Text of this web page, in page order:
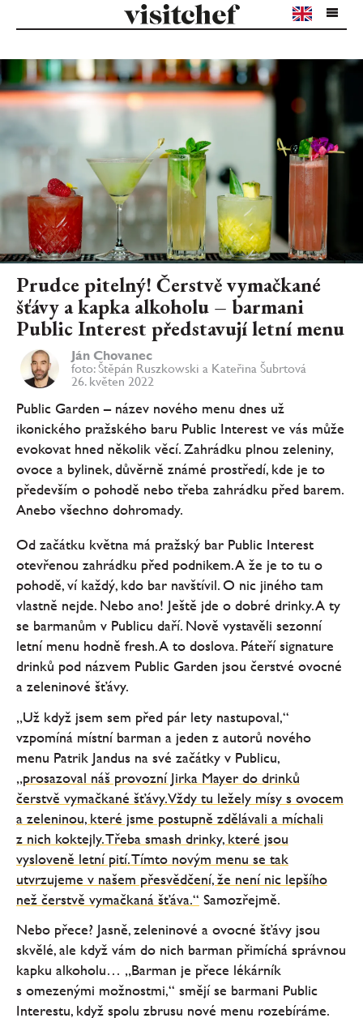
Prudce pitelný! Čerstvě vymačkané
šťávy a kapka alkoholu – barmani
Public Interest představují letní menu
Ján Chovanec
foto: Štěpán Ruszkowski a Kateřina Šubrtová
26. květen 2022
Public Garden – název nového menu dnes už
ikonického pražského baru Public Interest ve vás může
evokovat hned několik věcí. Zahrádku plnou zeleniny,
ovoce a bylinek, důvěrně známé prostředí, kde je to
především o pohodě nebo třeba zahrádku před barem.
Anebo všechno dohromady.
Od začátku května má pražský bar Public Interest
otevřenou zahrádku před podnikem. A že je to tu o
pohodě, ví každý, kdo bar navštívil. O nic jiného tam
vlastně nejde. Nebo ano! Ještě jde o dobré drinky. A ty
se barmanům v Publicu daří. Nově vystavěli sezonní
letní menu hodně fresh. A to doslova. Páteří signature
drinků pod názvem Public Garden jsou čerstvé ovocné
a zeleninové šťávy.
„Už když jsem sem před pár lety nastupoval,“
vzpomíná místní barman a jeden z autorů nového
menu Patrik Jandus na své začátky v Publicu,
„prosazoval náš provozní Jirka Mayer do drinků
čerstvě vymačkané šťávy. Vždy tu ležely mísy s ovocem
a zeleninou, které jsme postupně zdělávali a míchali
z nich koktejly. Třeba smash drinky, které jsou
vysloveně letní pití. Tímto novým menu se tak
utvrzujeme v našem přesvědčení, že není nic lepšího
než čerstvě vymačkaná šťáva.“ Samozřejmě.
Nebo přece? Jasně, zeleninové a ovocné šťávy jsou
skvělé, ale když vám do nich barman přimíchá správnou
kapku alkoholu… „Barman je přece lékárník
s omezenými možnostmi,“ smějí se barmani Public
Interestu, když spolu zbrusu nové menu rozebíráme.